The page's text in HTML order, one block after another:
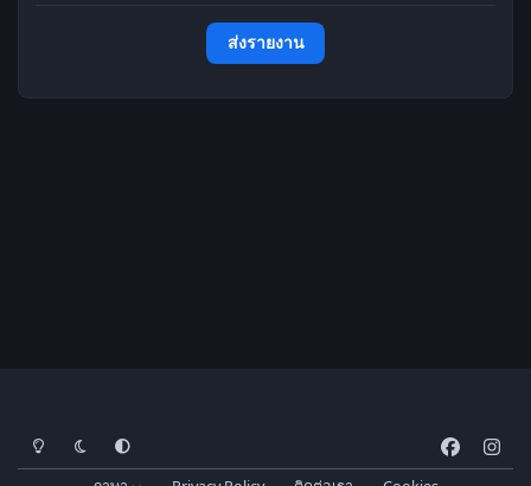
ส่งรายงาน
โหมดสว่างโหมดมืด การตั้งค่าระบบ
a
n